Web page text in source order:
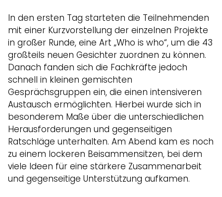
In den ersten Tag starteten die Teilnehmenden
mit einer Kurzvorstellung der einzelnen Projekte
in großer Runde, eine Art „Who is who“, um die 43
großteils neuen Gesichter zuordnen zu können.
Danach fanden sich die Fachkräfte jedoch
schnell in kleinen gemischten
Gesprächsgruppen ein, die einen intensiveren
Austausch ermöglichten. Hierbei wurde sich in
besonderem Maße über die unterschiedlichen
Herausforderungen und gegenseitigen
Ratschläge unterhalten. Am Abend kam es noch
zu einem lockeren Beisammensitzen, bei dem
viele Ideen für eine stärkere Zusammenarbeit
und gegenseitige Unterstützung aufkamen.